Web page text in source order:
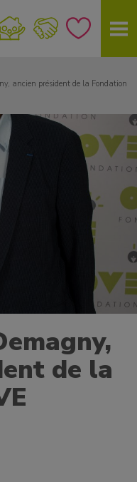
ancien président de la Fondation
de la